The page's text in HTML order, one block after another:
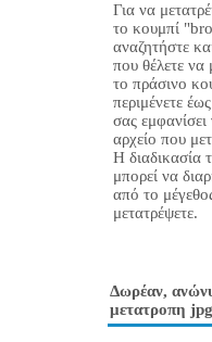
Για να
το κουμπί
αναζητήστε
που θέλετε να
το πράσινο
περιμένετε
σας
αρχείο που
Η διαδικασία
μπορεί να
από το
μετατρέψετε.
Δωρέαν,
μετατροπη